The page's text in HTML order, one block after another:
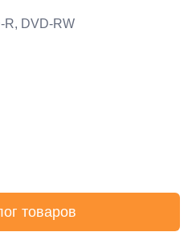
R, DVD-RW
товаров